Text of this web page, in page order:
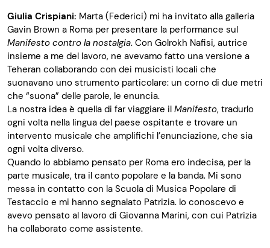
Giulia Crispiani: Marta (Federici) mi ha invitato alla galleria
Gavin Brown a Roma per presentare la performance sul
Manifesto contro la nostalgia. Con Golrokh Nafisi, autrice
insieme a me del lavoro, ne avevamo fatto una versione a
Teheran collaborando con dei musicisti locali che
suonavano uno strumento particolare: un corno di due metri
che “suona” delle parole, le enuncia.
La nostra idea è quella di far viaggiare il Manifesto, tradurlo
ogni volta nella lingua del paese ospitante e trovare un
intervento musicale che amplifichi l’enunciazione, che sia
ogni volta diverso.
Quando lo abbiamo pensato per Roma ero indecisa, per la
parte musicale, tra il canto popolare e la banda. Mi sono
messa in contatto con la Scuola di Musica Popolare di
Testaccio e mi hanno segnalato Patrizia. Io conoscevo e
avevo pensato al lavoro di Giovanna Marini, con cui Patrizia
ha collaborato come assistente.